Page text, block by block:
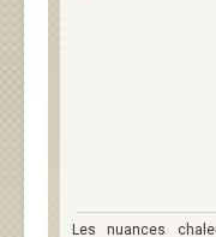
Les nuances